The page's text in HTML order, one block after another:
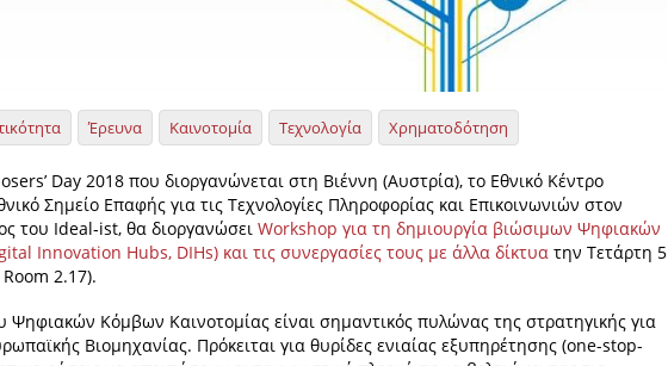
Έρευνα Καινοτομία Τεχνολογία Χρηματοδότηση
Day 2018 που διοργανώνεται στη Βιέννη (Αυστρία), το Εθνικό Κέντρο
Σημείο Επαφής για τις Τεχνολογίες Πληροφορίας και Επικοινωνιών στον
του Ideal‐ist, θα διοργανώσει Workshop για τη δημιουργία βιώσιμων Ψηφιακών
Innovation Hubs, DIHs) και τις συνεργασίες τους με άλλα δίκτυα την Τετάρτη 5
2.17).
Ψηφιακών Κόμβων Καινοτομίας είναι σημαντικός πυλώνας της στρατηγικής για
Βιομηχανίας. Πρόκειται για θυρίδες ενιαίας εξυπηρέτησης (one-stop-